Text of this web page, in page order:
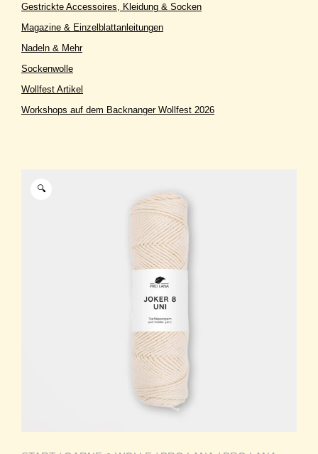
🔍
Gestrickte Accessoires, Kleidung & Socken
Magazine & Einzelblattanleitungen
Nadeln & Mehr
Sockenwolle
Wollfest Artikel
Workshops auf dem Backnanger Wollfest 2026